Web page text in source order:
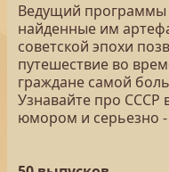
Ведущий программы
найденные им
советской эпохи
путешествие во
граждане самой
Узнавайте про СССР
юмором и серьезно